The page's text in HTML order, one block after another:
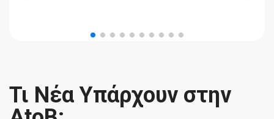
Τι Νέα Υπάρχουν στην